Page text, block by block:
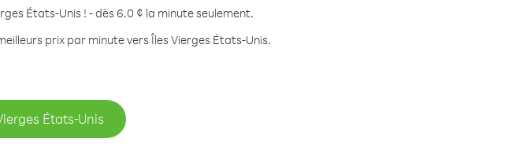
États-Unis ! - dès 6.0 ¢ la minute seulement.
prix par minute vers Îles Vierges États-Unis.
États-Unis